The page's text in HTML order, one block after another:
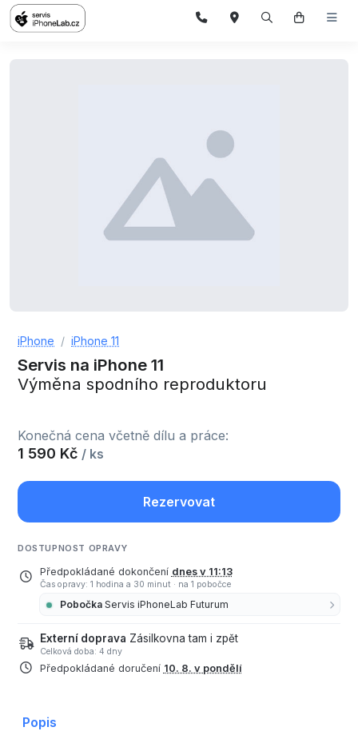
iPhone iPhone 11
Servis na iPhone 11
Výměna spodního reproduktoru
Konečná cena včetně dílu a práce:
1 590 Kč / ks
Rezervovat
DOSTUPNOST OPRAVY
Předpokládané dokončení dnes v 11:13
Čas opravy: 1 hodina a 30 minut · na 1 pobočce
Pobočka Servis iPhoneLab Futurum
Externí doprava Zásilkovna tam i zpět
Celková doba: 4 dny
Předpokládané doručení 10. 8. v pondělí
Popis